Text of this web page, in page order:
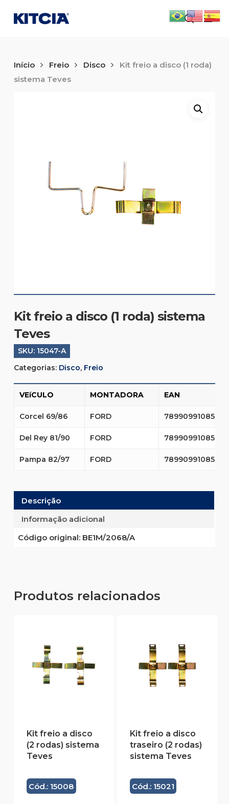
main
search
Início Freio Disco
Kit freio a disco (1 roda)
sistema Teves
Kit freio a disco (1 roda) sistema
Teves
SKU: 15047-A
Categorias: Disco, Freio
VEíCULO MONTADORA EAN
Corcel 69/86 FORD 7899099108536
Del Rey 81/90 FORD 7899099108536
Pampa 82/97 FORD 7899099108536
Descrição
Informação adicional
Código original:BE1M/2068/A
Produtos relacionados
Kit freio a disco
(2 rodas) sistema
Teves
Cód.: 15008
Kit freio a disco
traseiro (2 rodas)
sistema Teves
Cód.: 15021